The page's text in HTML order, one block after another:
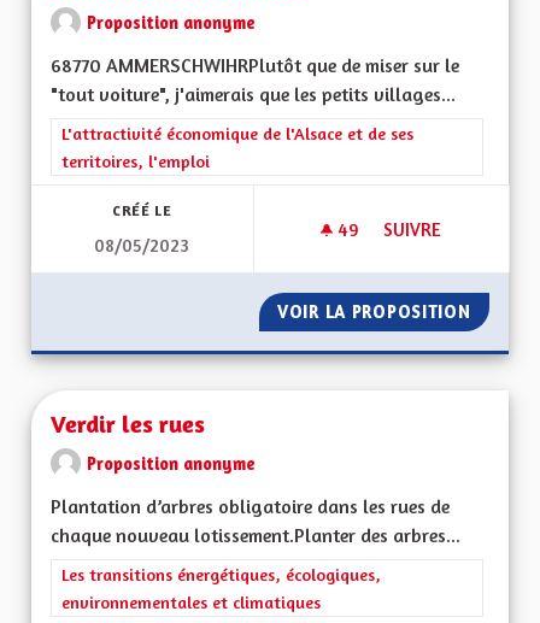
Proposition anonyme
68770 AMMERSCHWIHRPlutôt que de miser sur le
"tout voiture", j'aimerais que les petits villages...
Filtrer les résultats de la catégorie : L'attractivité
L'attractivité économique de l'Alsace et de ses
territoires, l'emploi
CRÉÉ LE
08/05/2023
49 49 ABONNÉS
SUIVRE
VOIR LA PROPOSITION
Verdir les rues
Proposition anonyme
Plantation d’arbres obligatoire dans les rues de
chaque nouveau lotissement.Planter des arbres...
Filtrer les résultats de la catégorie : Les transitions
Les transitions énergétiques, écologiques,
environnementales et climatiques